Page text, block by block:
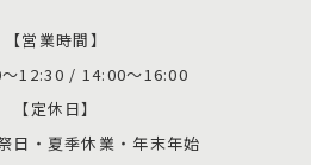
【営業時間】
12:30 / 14:00～16:00
【定休日】
日・夏季休業・年末年始